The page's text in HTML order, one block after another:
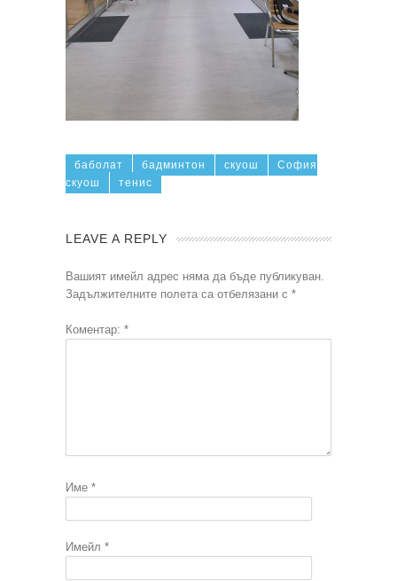
баболат бадминтон скуош
София
скуош
тенис
LEAVE A REPLY
Вашият имейл адрес няма да бъде публикуван.
Задължителните полета са отбелязани с *
Коментар: *
Име *
Имейл *